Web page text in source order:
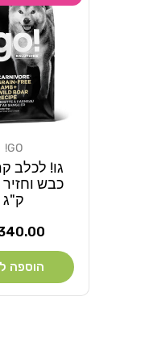
GO!
גו! לכלב
ק"ג
מחיר
₪
הוספה